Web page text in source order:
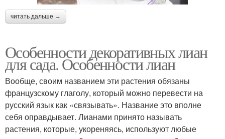
читать дальше →
Особенности декоративных лиан
для сада. Особенности лиан
Вообще, своим названием эти растения обязаны
французскому глаголу, который можно перевести на
русский язык как «связывать». Название это вполне
себя оправдывает. Лианами принято называть
растения, которые, укореняясь, используют любые